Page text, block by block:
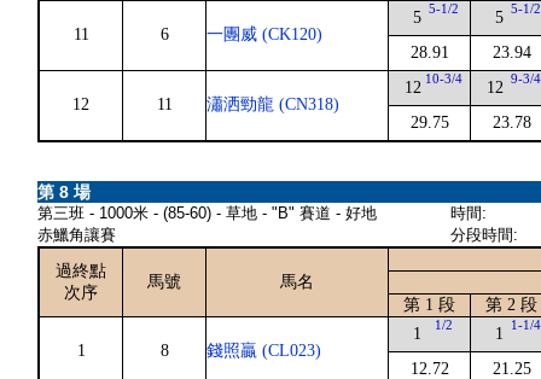
11 6 一團威 (CK120)
5 5-1/2
28.91
5 5-1/2
23.94
12 11 瀟洒勁龍 (CN318)
12 10-3/4
29.75
12 9-3/4
23.78
第 8 場
第三班 - 1000米 - (85-60) - 草地 - "B" 賽道 - 好地
赤鱲角讓賽
時間:
分段時間:
過終點
次序
馬號
馬名
第 1 段
第 2 段
1 8 錢照贏 (CL023)
1 1/2
12.72
1 1-1/4
21.25